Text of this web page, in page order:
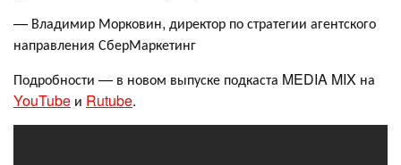
— Владимир Морковин, директор по стратегии агентского
направления СберМаркетинг
Подробности — в новом выпуске подкаста MEDIA MIX на
YouTube и Rutube.